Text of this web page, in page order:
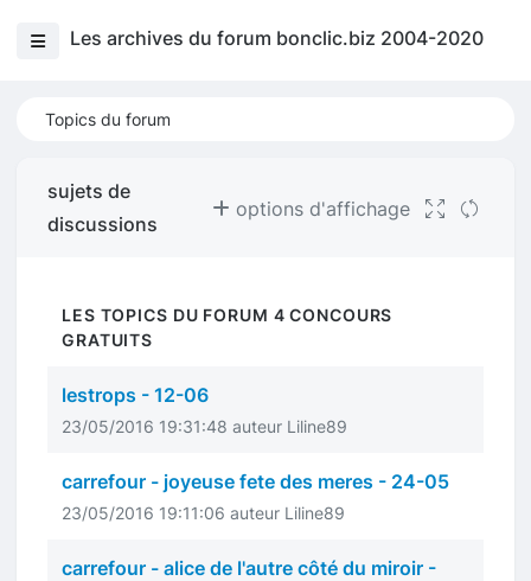
Les archives du forum bonclic.biz 2004-2020
Topics du forum
sujets de
discussions
options d'affichage
LES TOPICS DU FORUM 4 CONCOURS
GRATUITS
lestrops - 12-06
23/05/2016 19:31:48 auteur Liline89
carrefour - joyeuse fete des meres - 24-05
23/05/2016 19:11:06 auteur Liline89
carrefour - alice de l'autre côté du miroir -